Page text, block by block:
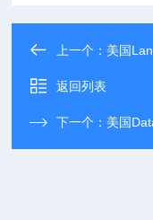
上一个： 美国
返回列表
下一个： 美国